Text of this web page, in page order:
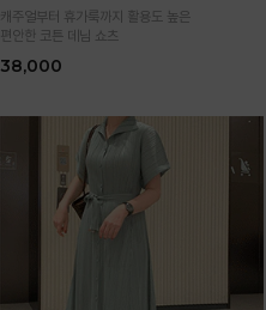
캐주얼부터 휴가룩까지 활용도 높은
편안한 코튼 데님 쇼츠
38,000